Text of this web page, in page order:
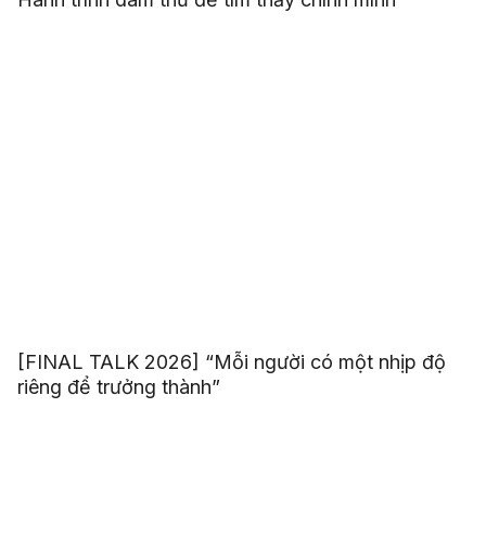
[FINAL TALK 2026] “Mỗi người có một nhịp độ
riêng để trưởng thành”